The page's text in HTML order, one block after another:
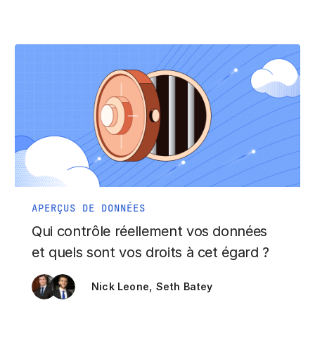
APERÇUS DE DONNÉES
Qui contrôle réellement vos données
et quels sont vos droits à cet égard ?
Nick Leone, Seth Batey